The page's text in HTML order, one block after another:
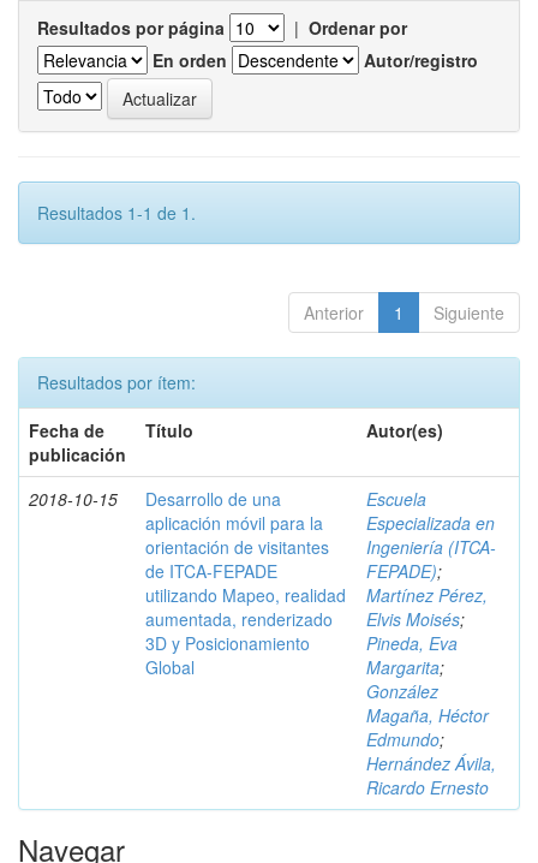
Resultados por página | Ordenar por
En orden
Autor/registro
Resultados 1-1 de 1.
Anterior 1 Siguiente
Resultados por ítem:
Fecha de
publicación
Título Autor(es)
2018-10-15
Desarrollo de una
aplicación móvil para la
orientación de visitantes
de ITCA-FEPADE
utilizando Mapeo, realidad
aumentada, renderizado
3D y Posicionamiento
Global
Escuela
Especializada en
Ingeniería (ITCA-
FEPADE);
Martínez Pérez,
Elvis Moisés;
Pineda, Eva
Margarita;
González
Magaña, Héctor
Edmundo;
Hernández Ávila,
Ricardo Ernesto
Navegar